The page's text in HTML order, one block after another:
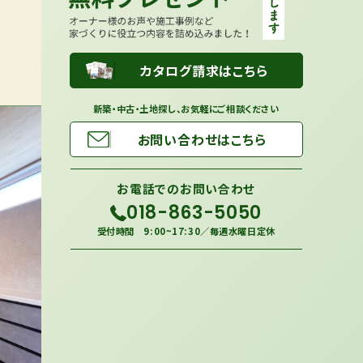
カタログ請求はこちら
新築・中古・土地探し、お気軽にご相談ください
お問い合わせはこちら
お電話でのお問い合わせ
018-863-5050
受付時間 9:00~17:30／毎週水曜日定休